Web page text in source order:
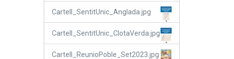
Cartell_SentitUnic_Anglada.jpg
Cartell_SentitUnic_ClotaVerda.jpg
Cartell_ReunioPoble_Set2023.jpg